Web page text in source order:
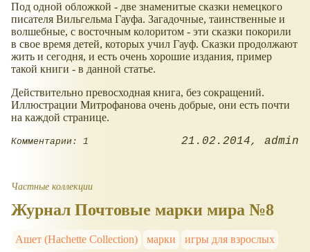
Под одной обложкой - две знаменитые сказки немецкого
писателя Вильгельма Гауфа. Загадочные, таинственные и
волшебные, с восточным колоритом - эти сказки покорили
в свое время детей, которых учил Гауф. Сказки продолжают
жить и сегодня, и есть очень хорошие издания, пример
такой книги - в данной статье.
Действительно превосходная книга, без сокращений.
Иллюстрации Митрофанова очень добрые, они есть почти
на каждой странице.
Комментарии: 1 21.02.2014 admin
Частные коллекции
Журнал Почтовые марки мира №8
Ашет (Hachette Collection) марки
игры для взрослых